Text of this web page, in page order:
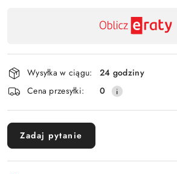
płatność
i
dostawa
Wysyłka w ciągu:
24 godziny
Cena przesyłki:
0
Zadaj pytanie